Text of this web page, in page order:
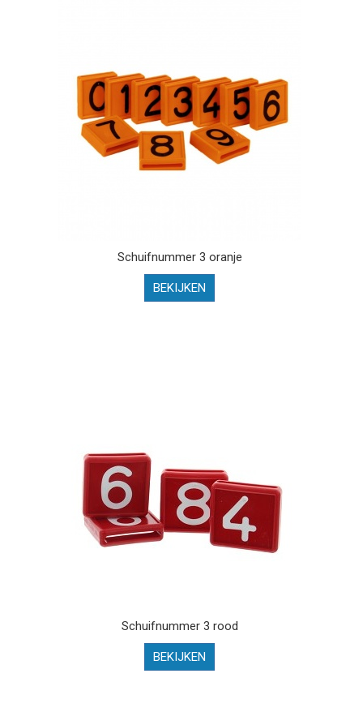
Schuifnummer 3 oranje
BEKIJKEN
Schuifnummer 3 rood
BEKIJKEN